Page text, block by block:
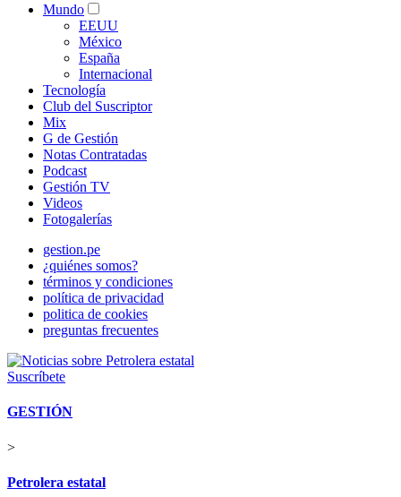
Mundo
EEUU
México
España
Internacional
Tecnología
Club del Suscriptor
Mix
G de Gestión
Notas Contratadas
Podcast
Gestión TV
Videos
Fotogalerías
gestion.pe
¿quiénes somos?
términos y condiciones
política de privacidad
politica de cookies
preguntas frecuentes
Suscríbete
GESTIÓN
>
Petrolera estatal